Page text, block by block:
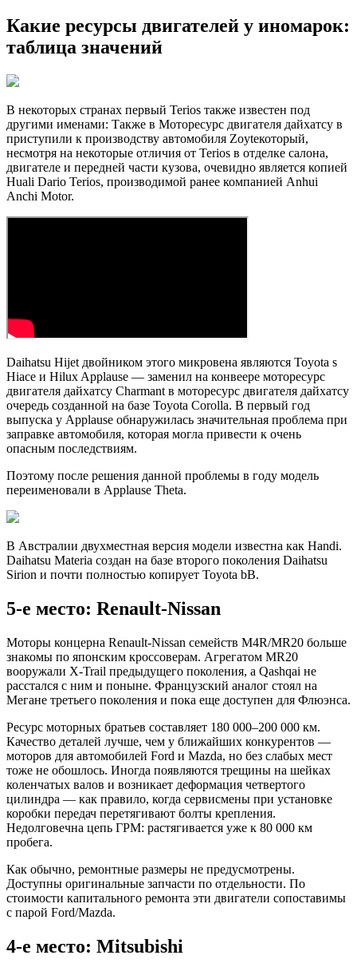
Какие ресурсы двигателей у иномарок:
таблица значений
В некоторых странах первый Terios также известен под
другими именами: Также в Моторесурс двигателя дайхатсу в
приступили к производству автомобиля Zoyteкоторый,
несмотря на некоторые отличия от Terios в отделке салона,
двигателе и передней части кузова, очевидно является копией
Huali Dario Terios, производимой ранее компанией Anhui
Anchi Motor.
Daihatsu Hijet двойником этого микровена являются Toyota s
Hiace и Hilux Applause — заменил на конвеере моторесурс
двигателя дайхатсу Charmant в моторесурс двигателя дайхатсу
очередь созданной на базе Toyota Corolla. В первый год
выпуска у Applause обнаружилась значительная проблема при
заправке автомобиля, которая могла привести к очень
опасным последствиям.
Поэтому после решения данной проблемы в году модель
переименовали в Applause Theta.
В Австралии двухместная версия модели известна как Handi.
Daihatsu Materia создан на базе второго поколения Daihatsu
Sirion и почти полностью копирует Toyota bB.
5-е место: Renault-Nissan
Моторы концерна Renault-Nissan семейств M4R/MR20 больше
знакомы по японским кроссоверам. Агрегатом MR20
вооружали X‑Trail предыдущего поколения, а Qashqai не
расстался с ним и поныне. Французский аналог стоял на
Мегане третьего поколения и пока еще доступен для Флюэнса.
Ресурс моторных братьев составляет 180 000–200 000 км.
Качество деталей лучше, чем у ближайших конкурентов —
моторов для автомобилей Ford и Mazda, но без слабых мест
тоже не обошлось. Иногда появляются трещины на шейках
коленчатых валов и возникает деформация четвертого
цилиндра — как правило, когда сервисмены при установке
коробки передач перетягивают болты крепления.
Недолговечна цепь ГРМ: растягивается уже к 80 000 км
пробега.
Как обычно, ремонтные размеры не предусмотрены.
Доступны оригинальные запчасти по отдельности. По
стоимости капитального ремонта эти двигатели сопоставимы
с парой Ford/Mazda.
4-е место: Mitsubishi